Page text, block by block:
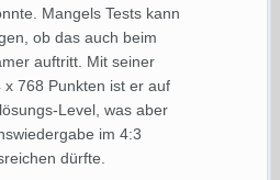
Mangels Tests kann
ob das auch beim
auftritt. Mit seiner
768 Punkten ist er auf
Level, was aber
im 4:3
dürfte.